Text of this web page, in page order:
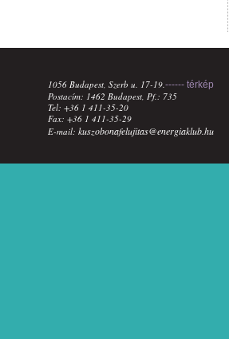
1056 Budapest, Szerb u. 17-19.------ térkép
Postacím: 1462 Budapest, Pf.: 735
Tel: +36 1 411-35-20
Fax: +36 1 411-35-29
E-mail: kuszobonafelujitas@energiaklub.hu